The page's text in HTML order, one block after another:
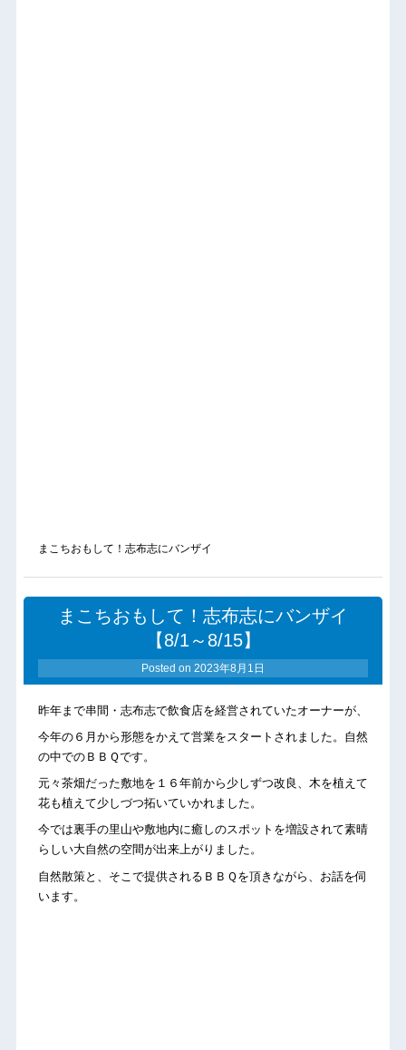
まこちおもして！志布志にバンザイ
まこちおもして！志布志にバンザイ
【8/1～8/15】
Posted on 2023年8月1日
昨年まで串間・志布志で飲食店を経営されていたオーナーが、
今年の６月から形態をかえて営業をスタートされました。自然
の中でのＢＢＱです。
元々茶畑だった敷地を１６年前から少しずつ改良、木を植えて
花も植えて少しづつ拓いていかれました。
今では裏手の里山や敷地内に癒しのスポットを増設されて素晴
らしい大自然の空間が出来上がりました。
自然散策と、そこで提供されるＢＢＱを頂きながら、お話を伺
います。